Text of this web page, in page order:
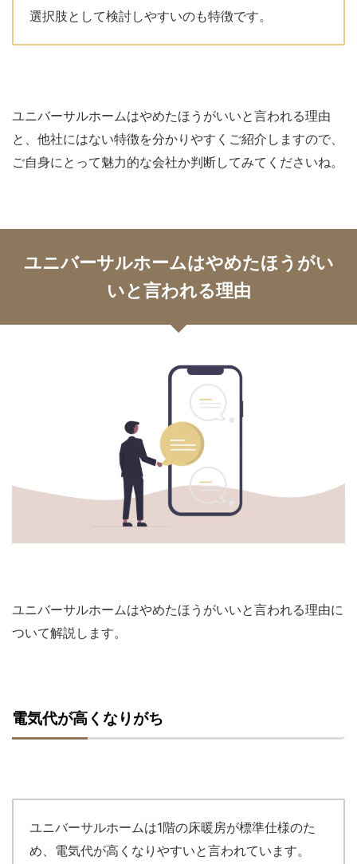
選択肢として検討しやすいのも特徴です。
ユニバーサルホームはやめたほうがいいと言われる理由
と、他社にはない特徴を分かりやすくご紹介しますので、
ご自身にとって魅力的な会社か判断してみてくださいね。
ユニバーサルホームはやめたほうがい
いと言われる理由
ユニバーサルホームはやめたほうがいいと言われる理由に
ついて解説します。
電気代が高くなりがち
ユニバーサルホームは1階の床暖房が標準仕様のた
め、電気代が高くなりやすいと言われています。